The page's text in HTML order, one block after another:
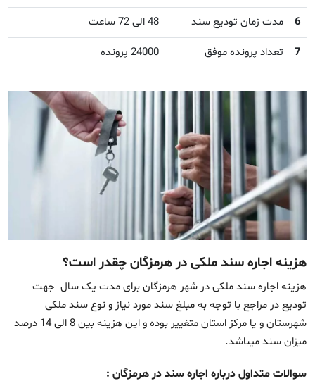
6 مدت زمان تودیع سند 48 الی 72 ساعت
7 تعداد پرونده موفق 24000 پرونده
هزینه اجاره سند ملکی در هرمزگان چقدر است؟
هزینه اجاره سند ملکی در شهر هرمزگان برای مدت یک سال جهت
تودیع در مراجع با توجه به مبلغ سند مورد نیاز و نوع سند ملکی
شهرستان و یا مرکز استان متغییر بوده و این هزینه بین 8 الی 14 درصد
میزان سند میباشد.
سوالات متداول درباره اجاره سند در هرمزگان :